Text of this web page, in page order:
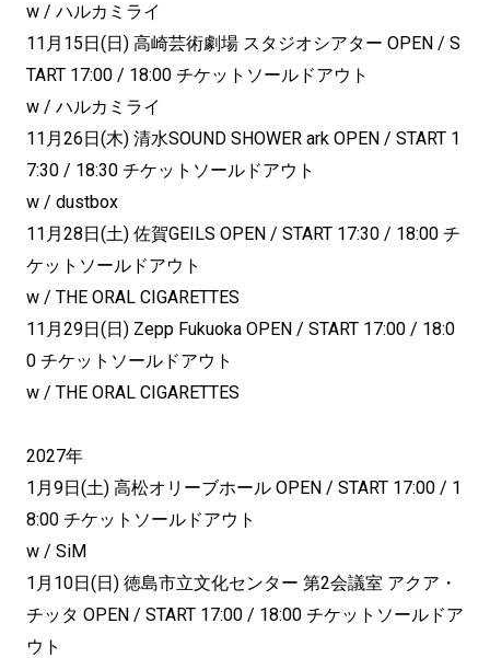
w / ハルカミライ
11月15日(日) 高崎芸術劇場 スタジオシアター OPEN / S
TART 17:00 / 18:00 チケットソールドアウト
w / ハルカミライ
11月26日(木) 清水SOUND SHOWER ark OPEN / START 1
7:30 / 18:30 チケットソールドアウト
w / dustbox
11月28日(土) 佐賀GEILS OPEN / START 17:30 / 18:00 チ
ケットソールドアウト
w / THE ORAL CIGARETTES
11月29日(日) Zepp Fukuoka OPEN / START 17:00 / 18:0
0 チケットソールドアウト
w / THE ORAL CIGARETTES
2027年
1月9日(土) 高松オリーブホール OPEN / START 17:00 / 1
8:00 チケットソールドアウト
w / SiM
1月10日(日) 徳島市立文化センター 第2会議室 アクア・
チッタ OPEN / START 17:00 / 18:00 チケットソールドア
ウト